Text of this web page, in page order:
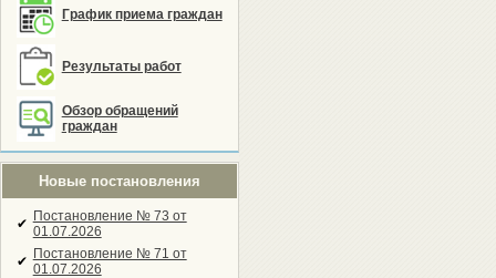
График приема граждан
Результаты работ
Обзор обращений
граждан
Новые постановления
✔ Постановление № 73 от
01.07.2026
✔ Постановление № 71 от
01.07.2026